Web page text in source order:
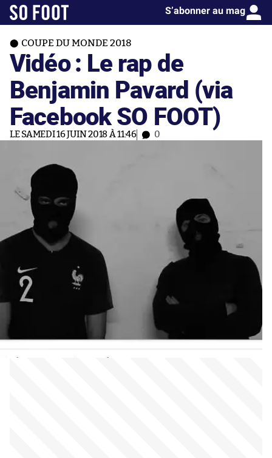
S’abonner au mag
COUPE DU MONDE 2018
Vidéo : Le rap de
Benjamin Pavard (via
Facebook SO FOOT)
LE SAMEDI 16 JUIN 2018 À 11:46 0